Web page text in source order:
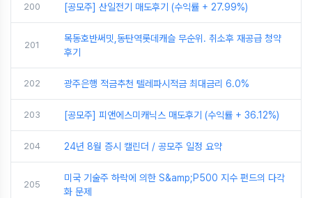
200 [공모주] 산일전기 매도후기 (수익률 + 27.99%)
201
목동호반써밋,동탄역롯데캐슬 무순위. 취소후 재공급 청약
후기
202 광주은행 적금추천 텔레파시적금 최대금리 6.0%
203 [공모주] 피앤에스미캐닉스 매도후기 (수익률 + 36.12%)
204 24년 8월 증시 캘린더 / 공모주 일정 요약
205
미국 기술주 하락에 의한 S&amp;P500 지수 펀드의 다각
화 문제